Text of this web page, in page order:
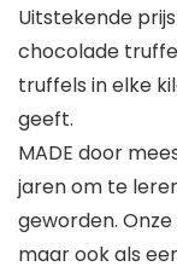
Uitstekende
chocolade
truffels in elke
geeft.
MADE door
jaren om te
geworden.
maar ook als